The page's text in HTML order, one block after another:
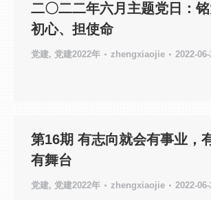
二〇二二年六月主题党日：
初心、担使命
党建, 党建2022年 zhengxiaojie 2022-
第16期 有志向就会有事业，
有舞台
党建, 党建2022年 zhengxiaojie 2022-